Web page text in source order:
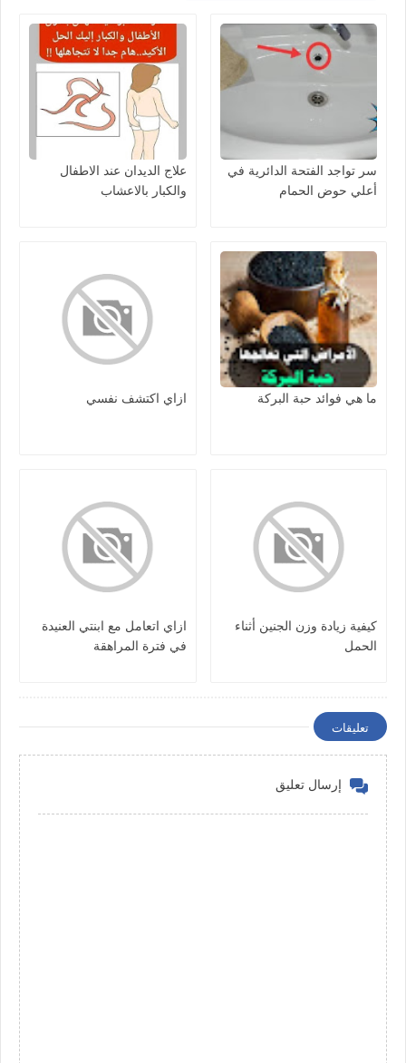
سر تواجد الفتحة الدائرية في
أعلي حوض الحمام
علاج الديدان عند الاطفال
والكبار بالاعشاب
ما هي فوائد حبة البركة ازاي اكتشف نفسي
كيفية زيادة وزن الجنين أثناء
الحمل
ازاي اتعامل مع ابنتي العنيدة
في فترة المراهقة
تعليقات
إرسال تعليق